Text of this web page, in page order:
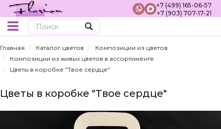
+7 (499) 165-06-57
+7 (903) 707-17-21
Главная Каталог цветов
Композиции из цветов
Композиции из живых цветов в ассортименте
Цветы в коробке "Твое сердце"
Цветы в коробке "Твое сердце"